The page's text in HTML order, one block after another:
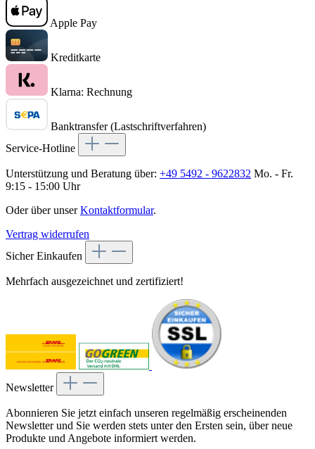
Apple Pay
Kreditkarte
Klarna: Rechnung
Banktransfer (Lastschriftverfahren)
Service-Hotline
Unterstützung und Beratung über: +49 5492 - 9622832 Mo. - Fr.
9:15 - 15:00 Uhr
Oder über unserKontaktformular.
Vertrag widerrufen
Sicher Einkaufen
Mehrfach ausgezeichnet und zertifiziert!
Newsletter
Abonnieren Sie jetzt einfach unseren regelmäßig erscheinenden
Newsletter und Sie werden stets unter den Ersten sein, über neue
Produkte und Angebote informiert werden.